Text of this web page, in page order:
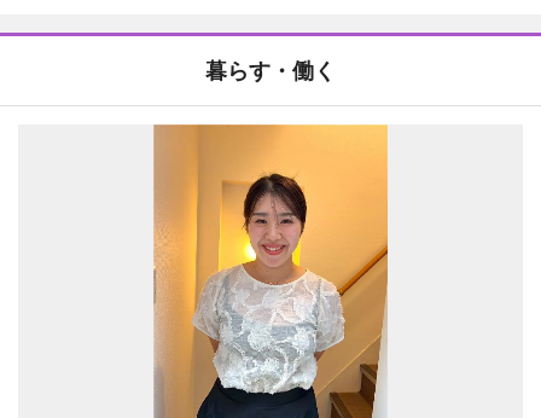
暮らす・働く